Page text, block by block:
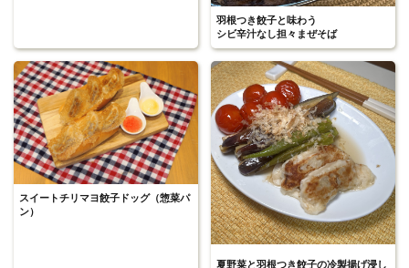
羽根つき餃子と味わう
シビ辛汁なし担々まぜそば
スイートチリマヨ餃子ドッグ（惣菜パ
ン）
夏野菜と羽根つき餃子の冷製揚げ浸し